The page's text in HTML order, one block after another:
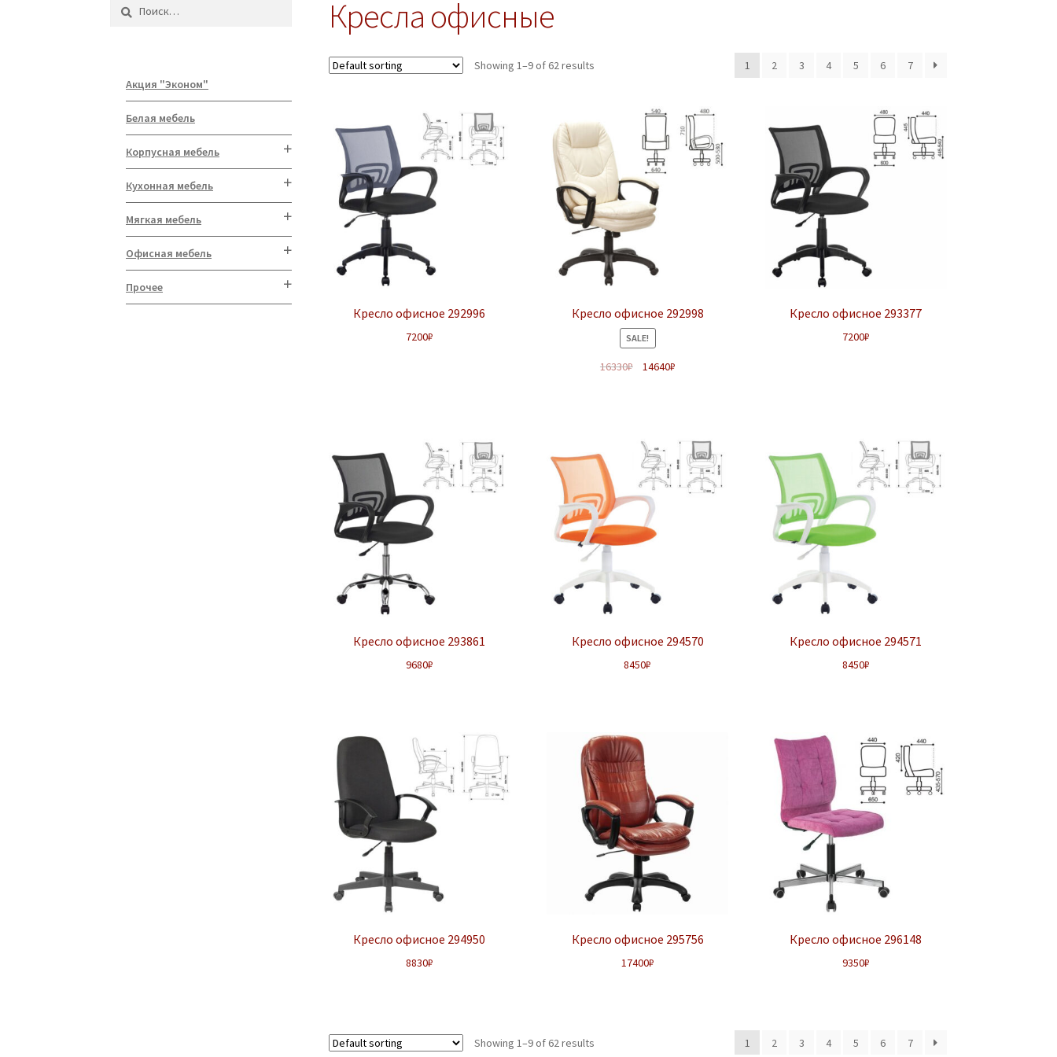
Кресла офисные
Showing 1–9 of 62 results 1 2 3 4 5 6 7
Кресло офисное 292996
7200₽
Кресло офисное 292998
SALE!
16330₽ 14640₽
Кресло офисное 293377
7200₽
Кресло офисное 293861
9680₽
Кресло офисное 294570
8450₽
Кресло офисное 294571
8450₽
Кресло офисное 294950
8830₽
Кресло офисное 295756
17400₽
Кресло офисное 296148
9350₽
Showing 1–9 of 62 results 1 2 3 4 5 6 7
Найти:
Акция "Эконом"
Белая мебель
Корпусная мебель
Кухонная мебель
Мягкая мебель
Офисная мебель
Прочее